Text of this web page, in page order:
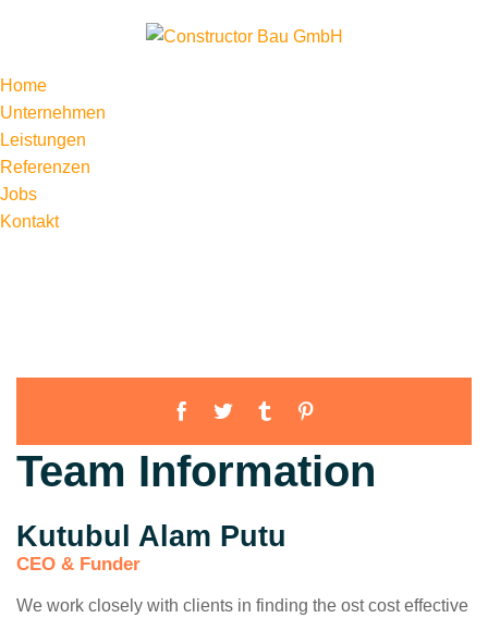
Home
Unternehmen
Leistungen
Referenzen
Jobs
Kontakt
Team Information
Kutubul Alam Putu
CEO & Funder
We work closely with clients in finding the ost cost effective